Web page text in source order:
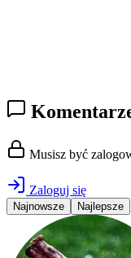
Musisz być
Zaloguj się
Najnowsze Najlepsze